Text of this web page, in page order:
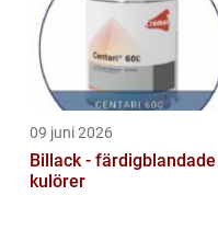
09 juni 2026
Billack - färdigblandade
kulörer